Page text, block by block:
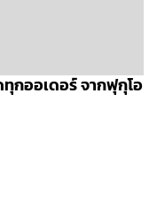
กออเดอร์ จากฟุกุโอ